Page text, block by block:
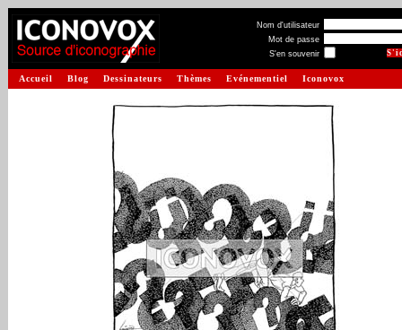
Nom d'utilisateur
Mot de passe
S'en souvenir
Accueil Blog Dessinateurs Thèmes Evénementiel Iconovox